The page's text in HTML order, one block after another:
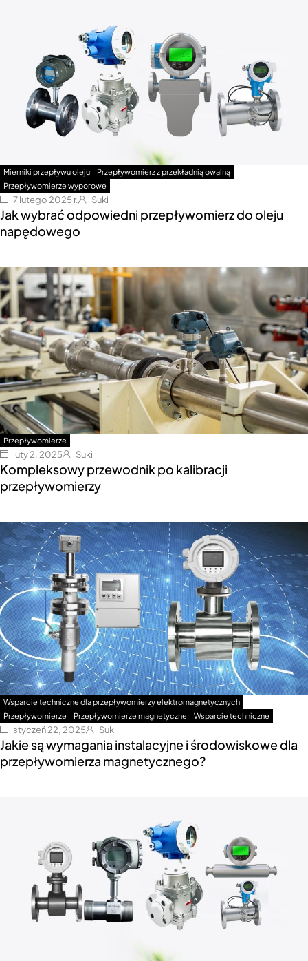
Mierniki przepływu oleju
Przepływomierz z przekładnią owalną
Przepływomierze wyporowe
7 lutego 2025 r. Suki
Jak wybrać odpowiedni przepływomierz do oleju
napędowego
Przepływomierze
luty 2, 2025 Suki
Kompleksowy przewodnik po kalibracji
przepływomierzy
Wsparcie techniczne dla przepływomierzy elektromagnetycznych
Przepływomierze
Przepływomierze magnetyczne Wsparcie techniczne
styczeń 22, 2025 Suki
Jakie są wymagania instalacyjne i środowiskowe dla
przepływomierza magnetycznego?